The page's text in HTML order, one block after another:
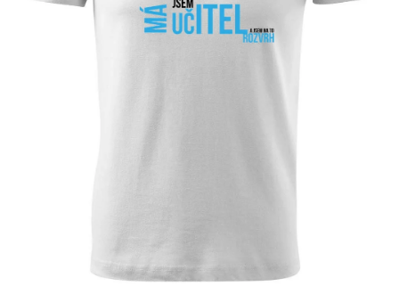
Obchodní podmínky
Zásady zpracování ochrany osobních údajů
Napište nám